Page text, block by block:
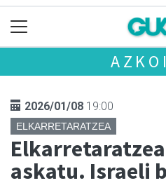
2026/01/08 19:00
ELKARRETARATZEA
askatu. Israeli